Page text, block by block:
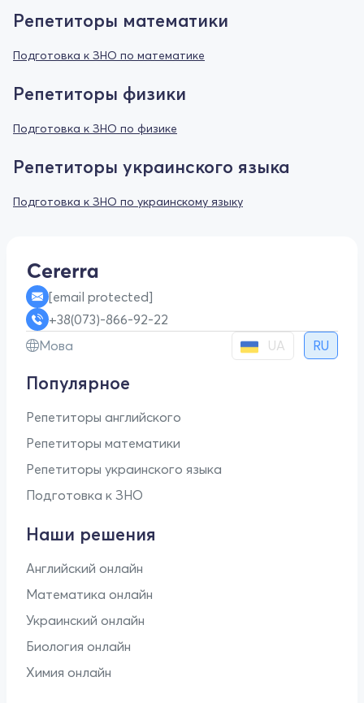
Репетиторы математики
Подготовка к ЗНО по математике
Репетиторы физики
Подготовка к ЗНО по физике
Репетиторы украинского языка
Подготовка к ЗНО по украинскому языку
[email protected]
+38(073)-866-92-22
Мова
UA RU
Популярное
Репетиторы английского
Репетиторы математики
Репетиторы украинского языка
Подготовка к ЗНО
Наши решения
Английский онлайн
Математика онлайн
Украинский онлайн
Биология онлайн
Химия онлайн